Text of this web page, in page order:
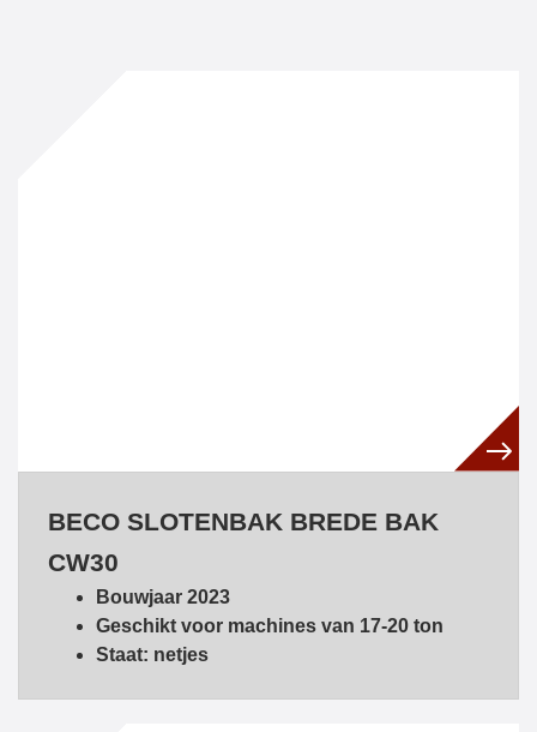
BECO SLOTENBAK BREDE BAK
CW30
Bouwjaar 2023
Geschikt voor machines van 17-20 ton
Staat: netjes